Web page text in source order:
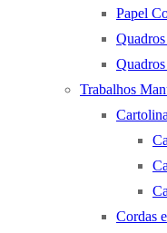
Papel
Trabalhos
Cordas